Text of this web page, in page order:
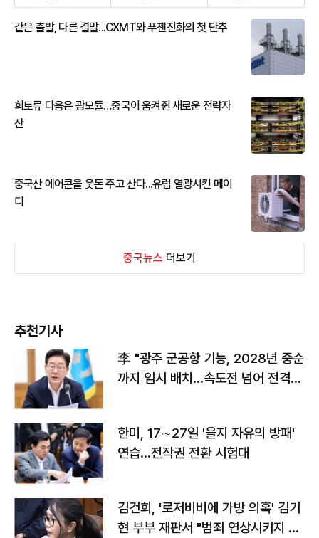
같은 출발, 다른 결말...CXMT와 푸젠진화의 첫 단추
희토류 다음은 광모듈…중국이 움켜쥔 새로운 전략자
산
중국산 에어콘을 웃돈 주고 산다...유럽 열광시킨 메이
디
중국뉴스 더보기
추천기사
李 "광주 군공항 기능, 2028년 중순
까지 임시 배치…속도전 넘어 전격
한미, 17∼27일 '을지 자유의 방패'
연습…전작권 전환 시험대
김건희, '로저비비에 가방 의혹' 김기
현 부부 재판서 "범죄 연상시키지 말